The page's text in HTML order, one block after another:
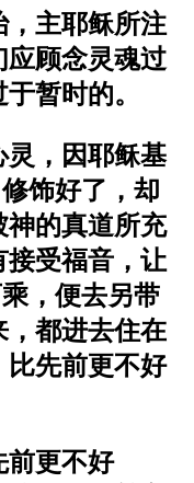
，主耶稣所注
顾念灵魂过
暂时的。
，因耶稣基
饰好了，却
的真道所充
受福音，让
，便去另带
，都进去住在
比先前更不好
前更不好